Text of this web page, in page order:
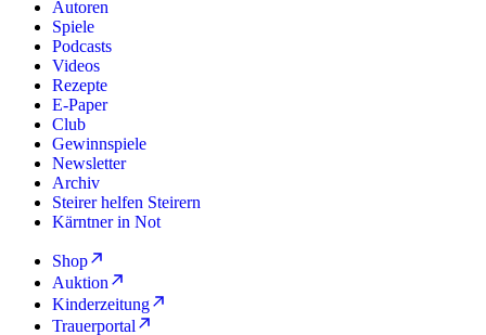
Autoren
Spiele
Podcasts
Videos
Rezepte
E-Paper
Club
Gewinnspiele
Newsletter
Archiv
Steirer helfen Steirern
Kärntner in Not
Shop
Auktion
Kinderzeitung
Trauerportal